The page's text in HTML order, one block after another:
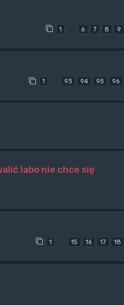
1 … 6 7 8 9
1 … 93 94 95 96
labo nie chce się
1 … 15 16 17 18